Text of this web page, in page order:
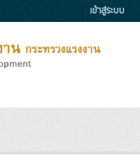
เข้าสู่ระบบ